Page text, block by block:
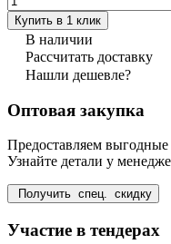
Купить в 1 клик
В наличии
Рассчитать доставку
Нашли дешевле?
Оптовая закупка
Предоставляем
Узнайте детали у
Получить спец. скидку
Участие в тендерах